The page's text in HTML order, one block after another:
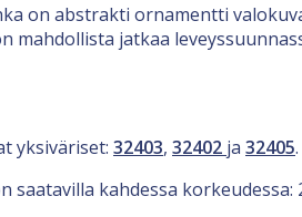
on abstrakti ornamentti
mahdollista jatkaa
yksiväriset: 32403, 32402 ja 32405.
kahdessa korkeudessa: